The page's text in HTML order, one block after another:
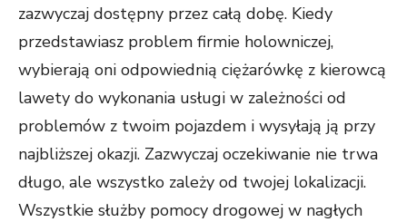
zazwyczaj dostępny przez całą dobę. Kiedy
przedstawiasz problem firmie holowniczej,
wybierają oni odpowiednią ciężarówkę z kierowcą
lawety do wykonania usługi w zależności od
problemów z twoim pojazdem i wysyłają ją przy
najbliższej okazji. Zazwyczaj oczekiwanie nie trwa
długo, ale wszystko zależy od twojej lokalizacji.
Wszystkie służby pomocy drogowej w nagłych